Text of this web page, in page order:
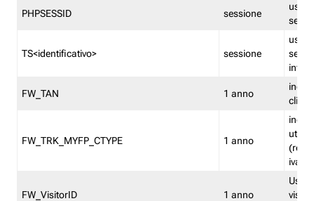
PHPSESSID sessione
TS<identificativo> sessione
FW_TAN 1 anno
FW_TRK_MYFP_CTYPE 1 anno
iva/
FW_VisitorID 1 anno